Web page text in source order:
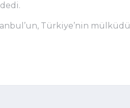
Türkiye’nin